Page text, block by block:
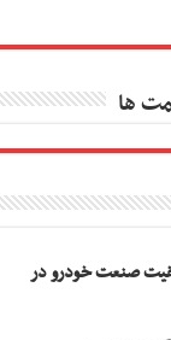
ها
صنعت خودرو در